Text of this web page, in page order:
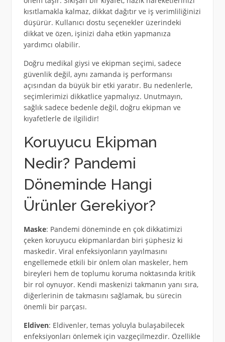
kısıtlamakla kalmaz, dikkat dağıtır ve iş verimliliğinizi
düşürür. Kullanıcı dostu seçenekler üzerindeki
dikkat ve özen, işinizi daha etkin yapmanıza
yardımcı olabilir.
Doğru medikal giysi ve ekipman seçimi, sadece
güvenlik değil, aynı zamanda iş performansı
açısından da büyük bir etki yaratır. Bu nedenlerle,
seçimlerimizi dikkatlice yapmalıyız. Unutmayın,
sağlık sadece bedenle değil, doğru ekipman ve
kıyafetlerle de ilgilidir!
Koruyucu Ekipman
Nedir? Pandemi
Döneminde Hangi
Ürünler Gerekiyor?
Maske: Pandemi döneminde en çok dikkatimizi
çeken koruyucu ekipmanlardan biri şüphesiz ki
maskedir. Viral enfeksiyonların yayılmasını
engellemede etkili bir önlem olan maskeler, hem
bireyleri hem de toplumu koruma noktasında kritik
bir rol oynuyor. Kendi maskenizi takmanın yanı sıra,
diğerlerinin de takmasını sağlamak, bu sürecin
önemli bir parçası.
Eldiven: Eldivenler, temas yoluyla bulaşabilecek
enfeksiyonları önlemek için vazgeçilmezdir. Özellikle